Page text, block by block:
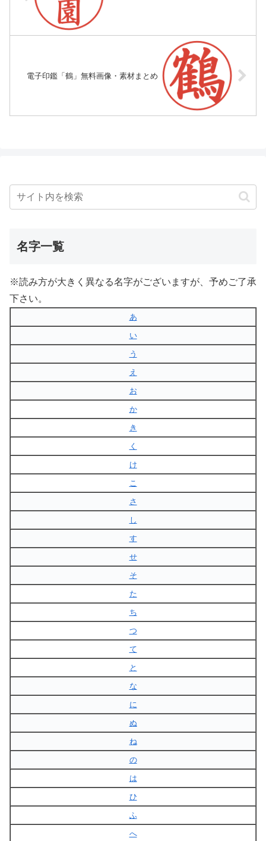
電子印鑑「鶴」無料画像・素材まとめ
名字一覧
※読み方が大きく異なる名字がございますが、予めご了承
下さい。
あ
い
う
え
お
か
き
く
け
こ
さ
し
す
せ
そ
た
ち
つ
て
と
な
に
ぬ
ね
の
は
ひ
ふ
へ